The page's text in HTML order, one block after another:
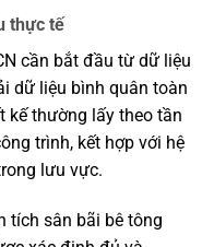
thực tế
cần bắt đầu từ dữ liệu
dữ liệu bình quân toàn
kế thường lấy theo tần
trình, kết hợp với hệ
lưu vực.
tích sân bãi bê tông